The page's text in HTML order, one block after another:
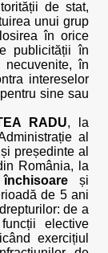
de stat,
unui grup
în orice
publicității în
în
intereselor
sine sau
RADU, la
al
președinte al
România, la
și
de 5 ani
de a
elective
exercițiul